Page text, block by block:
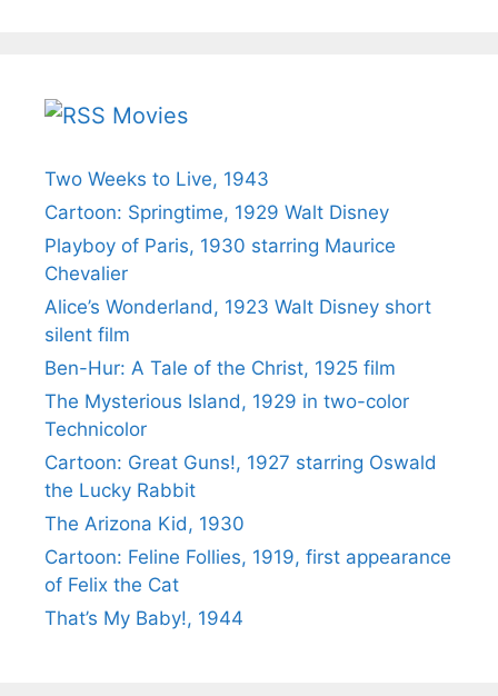
Movies
Two Weeks to Live, 1943
Cartoon: Springtime, 1929 Walt Disney
Playboy of Paris, 1930 starring Maurice
Chevalier
Alice’s Wonderland, 1923 Walt Disney short
silent film
Ben-Hur: A Tale of the Christ, 1925 film
The Mysterious Island, 1929 in two-color
Technicolor
Cartoon: Great Guns!, 1927 starring Oswald
the Lucky Rabbit
The Arizona Kid, 1930
Cartoon: Feline Follies, 1919, first appearance
of Felix the Cat
That’s My Baby!, 1944